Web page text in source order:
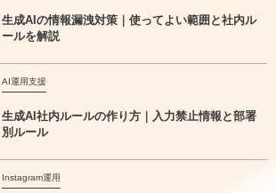
生成AIの情報漏洩対策｜使ってよい範囲と社内ル
ールを解説
AI運用支援
生成AI社内ルールの作り方｜入力禁止情報と部署
別ルール
Instagram運用